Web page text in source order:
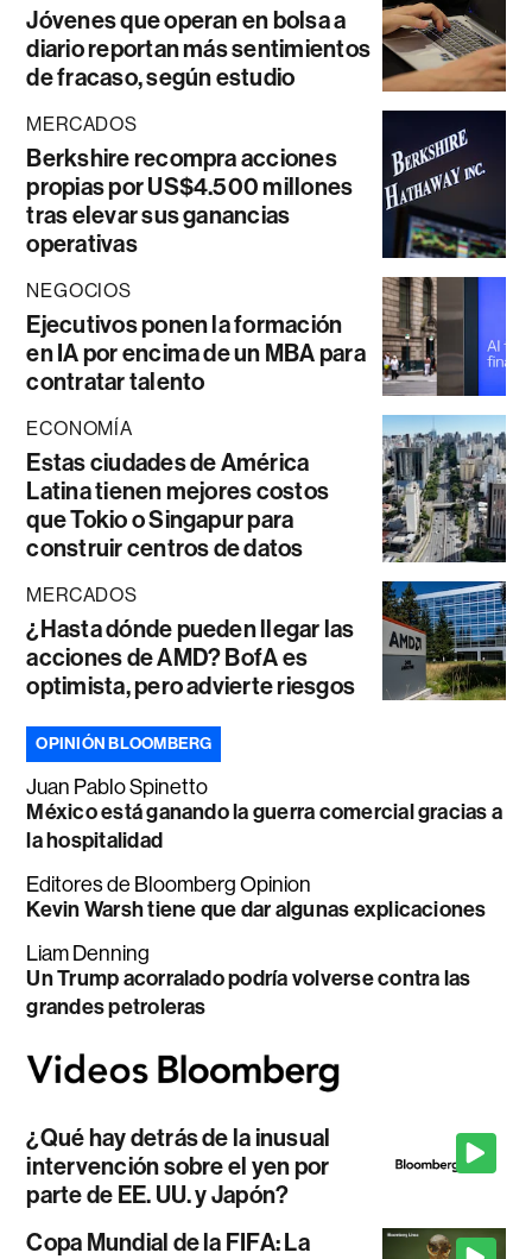
Jóvenes que operan en bolsa a
diario reportan más sentimientos
de fracaso, según estudio
MERCADOS
Berkshire recompra acciones
propias por US$4.500 millones
tras elevar sus ganancias
operativas
NEGOCIOS
Ejecutivos ponen la formación
en IA por encima de un MBA para
contratar talento
ECONOMÍA
Estas ciudades de América
Latina tienen mejores costos
que Tokio o Singapur para
construir centros de datos
MERCADOS
¿Hasta dónde pueden llegar las
acciones de AMD? BofA es
optimista, pero advierte riesgos
OPINIÓN BLOOMBERG
Juan Pablo Spinetto
México está ganando la guerra comercial gracias a
la hospitalidad
Editores de Bloomberg Opinion
Kevin Warsh tiene que dar algunas explicaciones
Liam Denning
Un Trump acorralado podría volverse contra las
grandes petroleras
¿Qué hay detrás de la inusual
intervención sobre el yen por
parte de EE. UU. y Japón?
Copa Mundial de la FIFA: La